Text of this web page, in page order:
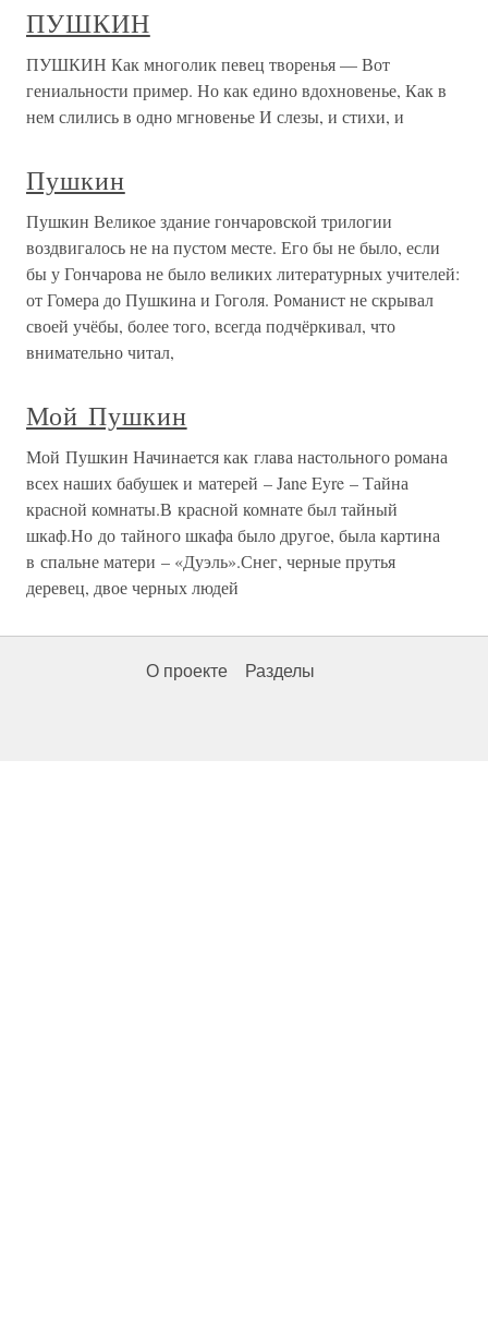
ПУШКИН
ПУШКИН Как многолик певец творенья — Вот
гениальности пример. Но как едино вдохновенье, Как в
нем слились в одно мгновенье И слезы, и стихи, и
Пушкин
Пушкин Великое здание гончаровской трилогии
воздвигалось не на пустом месте. Его бы не было, если
бы у Гончарова не было великих литературных учителей:
от Гомера до Пушкина и Гоголя. Романист не скрывал
своей учёбы, более того, всегда подчёркивал, что
внимательно читал,
Мой Пушкин
Мой Пушкин Начинается как глава настольного романа
всех наших бабушек и матерей – Jane Eyre – Тайна
красной комнаты.В красной комнате был тайный
шкаф.Но до тайного шкафа было другое, была картина
в спальне матери – «Дуэль».Снег, черные прутья
деревец, двое черных людей
О проекте Разделы